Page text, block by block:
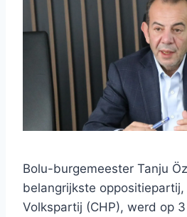
Bolu-burgemeester Tanju
belangrijkste
Volkspartij (CHP), werd op